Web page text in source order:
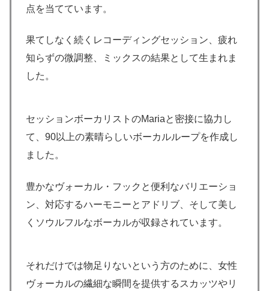
点を当てています。
果てしなく続くレコーディングセッション、疲れ
知らずの微調整、ミックスの結果として生まれま
した。
セッションボーカリストのMariaと密接に協力し
て、90以上の素晴らしいボーカルループを作成し
ました。
豊かなヴォーカル・フックと便利なバリエーショ
ン、対応するハーモニーとアドリブ、そして美し
くソウルフルなボーカルが収録されています。
それだけでは物足りないという方のために、女性
ヴォーカルの繊細な瞬間を提供するスカッツやリ